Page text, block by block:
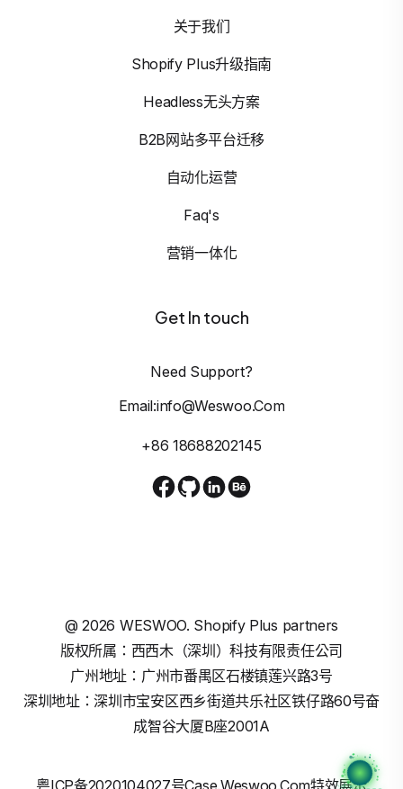
关于我们
Shopify Plus升级指南
Headless无头方案
B2B网站多平台迁移
自动化运营
Faq's
营销一体化
Get In touch
Need Support?
Email:info@weswoo.com
+86 18688202145
@2026 WESWOO. Shopify Plus partners
版权所属：西西木（深圳）科技有限责任公司
广州地址：广州市番禺区石楼镇莲兴路3号
深圳地址：深圳市宝安区西乡街道共乐社区铁仔路60号奋
成智谷大厦B座2001A
粤ICP备2020104027号Case.weswoo.com特效展示